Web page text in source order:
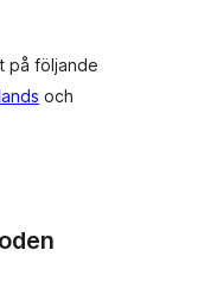
på följande
och